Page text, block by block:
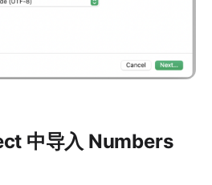
中导入 Numbers